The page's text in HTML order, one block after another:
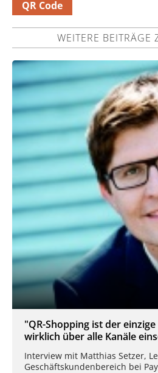
QR Code
WEITERE BEITRÄGE
"QR-Shopping ist der
wirklich über alle Kanäle
Interview mit Matthias Setzer,
Geschäftskundenbereich bei